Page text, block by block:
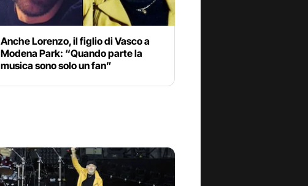
Anche Lorenzo, il figlio di Vasco a
Modena Park: “Quando parte la
musica sono solo un fan”